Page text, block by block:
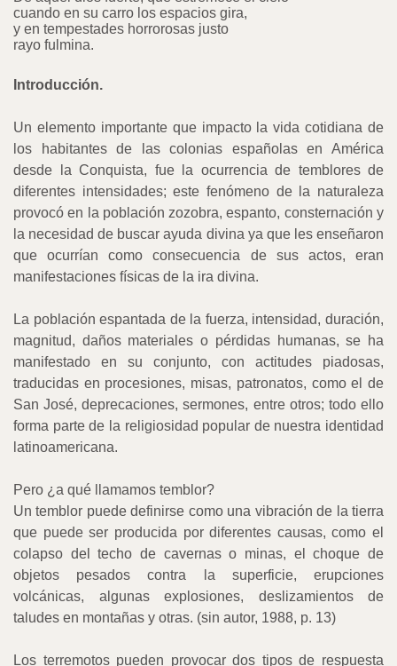
cuando en su carro los espacios gira,
y en tempestades horrorosas justo
rayo fulmina.
Introducción.
Un elemento importante que impacto la vida cotidiana de
los habitantes de las colonias españolas en América
desde la Conquista, fue la ocurrencia de temblores de
diferentes intensidades; este fenómeno de la naturaleza
provocó en la población zozobra, espanto, consternación y
la necesidad de buscar ayuda divina ya que les enseñaron
que ocurrían como consecuencia de sus actos, eran
manifestaciones físicas de la ira divina.
La población espantada de la fuerza, intensidad, duración,
magnitud, daños materiales o pérdidas humanas, se ha
manifestado en su conjunto, con actitudes piadosas,
traducidas en procesiones, misas, patronatos, como el de
San José, deprecaciones, sermones, entre otros; todo ello
forma parte de la religiosidad popular de nuestra identidad
latinoamericana.
Pero ¿a qué llamamos temblor?
Un temblor puede definirse como una vibración de la tierra
que puede ser producida por diferentes causas, como el
colapso del techo de cavernas o minas, el choque de
objetos pesados contra la superficie, erupciones
volcánicas, algunas explosiones, deslizamientos de
taludes en montañas y otras. (sin autor, 1988, p. 13)
Los terremotos pueden provocar dos tipos de respuesta